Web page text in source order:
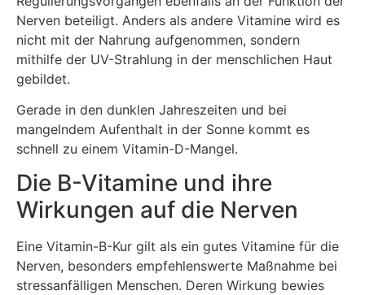
Nerven beteiligt. Anders als andere Vitamine wird es
nicht mit der Nahrung aufgenommen, sondern
mithilfe der UV-Strahlung in der menschlichen Haut
gebildet.
Gerade in den dunklen Jahreszeiten und bei
mangelndem Aufenthalt in der Sonne kommt es
schnell zu einem Vitamin-D-Mangel.
Die B-Vitamine und ihre
Wirkungen auf die Nerven
Eine Vitamin-B-Kur gilt als ein gutes Vitamine für die
Nerven, besonders empfehlenswerte Maßnahme bei
stressanfälligen Menschen. Deren Wirkung bewies